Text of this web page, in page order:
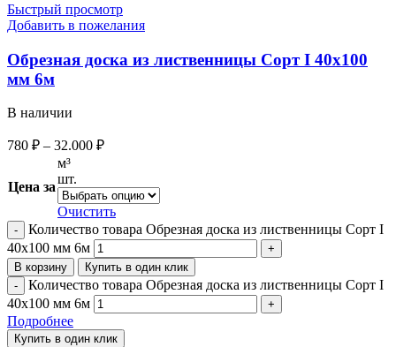
Быстрый просмотр
Добавить в пожелания
Обрезная доска из лиственницы Сорт I 40х100
мм 6м
В наличии
780 ₽ – 32.000 ₽
Цена за
м³
шт.
Очистить
Количество товара Обрезная доска из лиственницы Сорт I
40х100 мм 6м
В корзину Купить в один клик
Количество товара Обрезная доска из лиственницы Сорт I
40х100 мм 6м
Подробнее
Купить в один клик